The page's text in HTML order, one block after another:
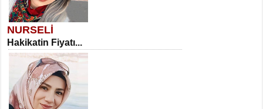
NURSELİ
Hakikatin Fiyatı...